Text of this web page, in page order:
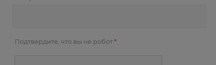
Подтвердите, что вы не робот *